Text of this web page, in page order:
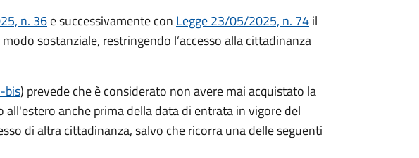
n. 36e successivamente con Legge 23/05/2025, n. 74il
sostanziale, restringendo l’accesso alla cittadinanza
bis) prevede cheèconsiderato non avere mai acquistato la
anche prima della data di entrata in vigore del
di altra cittadinanza, salvo che ricorra una delle seguenti